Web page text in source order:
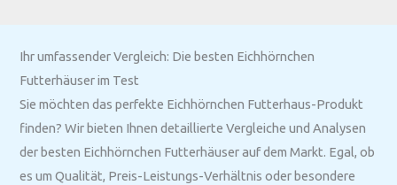
Ihr umfassender Vergleich: Die besten Eichhörnchen
Futterhäuser im Test
Sie möchten das perfekte Eichhörnchen Futterhaus-Produkt
finden? Wir bieten Ihnen detaillierte Vergleiche und Analysen
der besten Eichhörnchen Futterhäuser auf dem Markt. Egal, ob
es um Qualität, Preis-Leistungs-Verhältnis oder besondere